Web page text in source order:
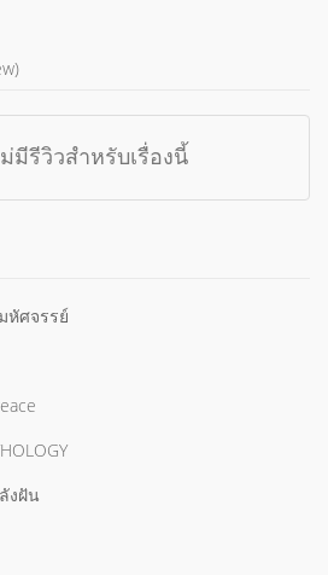
มีรีวิวสำหรับเรื่องนี้
หัศจรรย์
งฝัน